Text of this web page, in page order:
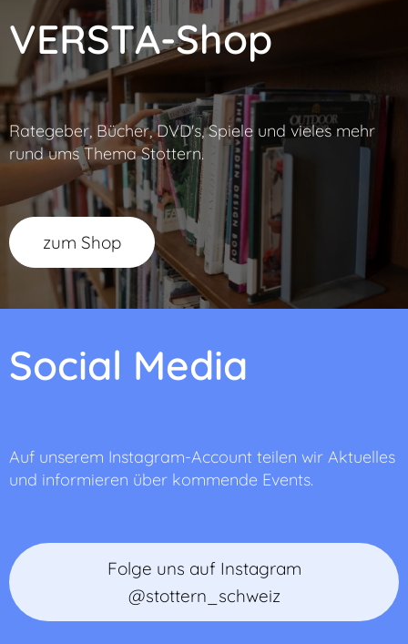
VERSTA-Shop
Rategeber, Bücher, DVD's, Spiele und vieles mehr
rund ums Thema Stottern.
zum Shop
Social Media
Auf unserem Instagram-Account teilen wir Aktuelles
und informieren über kommende Events.
Folge uns auf Instagram
@stottern_schweiz